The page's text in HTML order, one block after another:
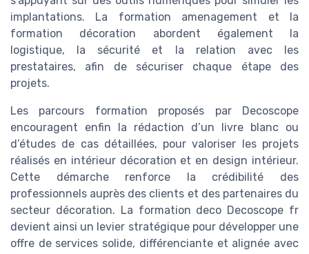
implantations. La formation amenagement et la
formation décoration abordent également la
logistique, la sécurité et la relation avec les
prestataires, afin de sécuriser chaque étape des
projets.
Les parcours formation proposés par Decoscope
encouragent enfin la rédaction d’un livre blanc ou
d’études de cas détaillées, pour valoriser les projets
réalisés en intérieur décoration et en design intérieur.
Cette démarche renforce la crédibilité des
professionnels auprès des clients et des partenaires du
secteur décoration. La formation deco Decoscope fr
devient ainsi un levier stratégique pour développer une
offre de services solide, différenciante et alignée avec